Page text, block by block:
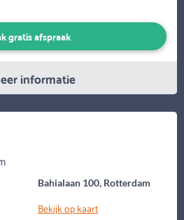
gratis afspraak
informatie
Bahialaan 100, Rotterdam
Bekijk op kaart